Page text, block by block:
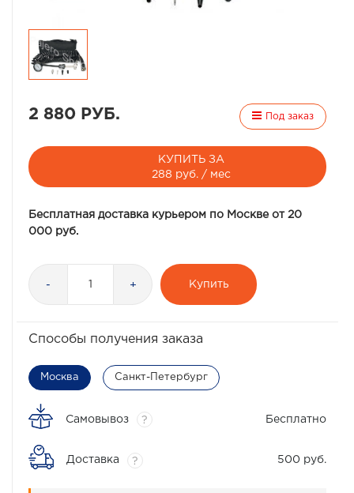
2 880 РУБ. Под заказ
КУПИТЬ ЗА
288 руб. / мес
Бесплатная доставка курьером по Москве от 20
000 руб.
- + Купить
Способы получения заказа
Москва Санкт-Петербург
Самовывоз ? Бесплатно
Доставка ? 500 руб.